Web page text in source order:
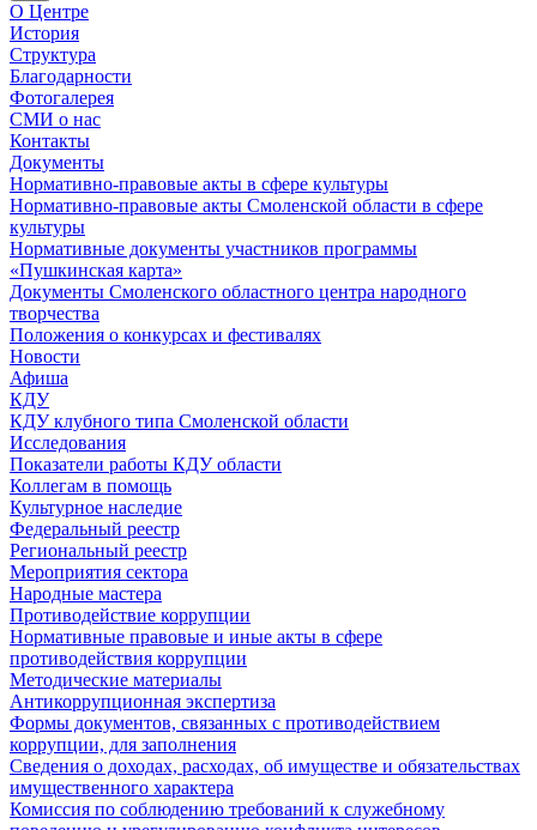
О Центре
История
Структура
Благодарности
Фотогалерея
СМИ о нас
Контакты
Документы
Нормативно-правовые акты в сфере культуры
Нормативно-правовые акты Смоленской области в сфере
культуры
Нормативные документы участников программы
«Пушкинская карта»
Документы Смоленского областного центра народного
творчества
Положения о конкурсах и фестивалях
Новости
Афиша
КДУ
КДУ клубного типа Смоленской области
Исследования
Показатели работы КДУ области
Коллегам в помощь
Культурное наследие
Федеральный реестр
Региональный реестр
Мероприятия сектора
Народные мастера
Противодействие коррупции
Нормативные правовые и иные акты в сфере
противодействия коррупции
Методические материалы
Антикоррупционная экспертиза
Формы документов, связанных с противодействием
коррупции, для заполнения
Сведения о доходах, расходах, об имуществе и обязательствах
имущественного характера
Комиссия по соблюдению требований к служебному